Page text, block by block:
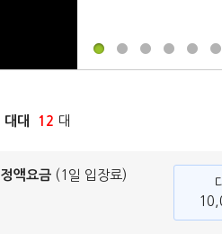
대대 12 대
정액요금 (1일 입장료)